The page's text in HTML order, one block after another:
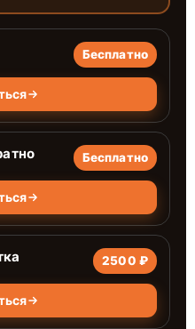
Бесплатно
Бесплатно
2500 ₽